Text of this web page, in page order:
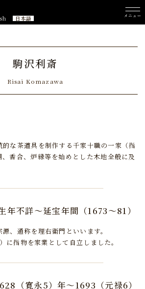
日本語 メニュー
駒沢利斎
Risai Komazawa
な茶道具を制作する千家十職の一家（指
、香合、炉縁等を始めとした木地全般に及
年不詳～延宝年間（1673～81）
、通称を理右衛門といいます。
に指物を家業として自立しました。
（寛永5）年～1693（元禄6）